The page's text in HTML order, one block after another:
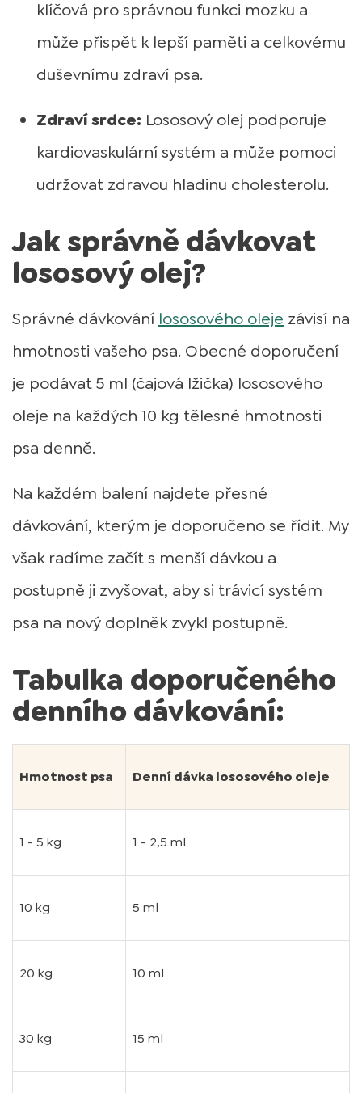
klíčová pro správnou funkci mozku a
může přispět k lepší paměti a celkovému
duševnímu zdraví psa.
Zdraví srdce: Lososový olej podporuje
kardiovaskulární systém a může pomoci
udržovat zdravou hladinu cholesterolu.
Jak správně dávkovat
lososový olej?
Správné dávkování lososového oleje závisí na
hmotnosti vašeho psa. Obecné doporučení
je podávat 5 ml (čajová lžička) lososového
oleje na každých 10 kg tělesné hmotnosti
psa denně.
Na každém balení najdete přesné
dávkování, kterým je doporučeno se řídit. My
však radíme začít s menší dávkou a
postupně ji zvyšovat, aby si trávicí systém
psa na nový doplněk zvykl postupně.
Tabulka doporučeného
denního dávkování:
Hmotnost psa Denní dávka lososového oleje
1 - 5 kg 1 - 2,5 ml
10 kg 5 ml
20 kg 10 ml
30 kg 15 ml